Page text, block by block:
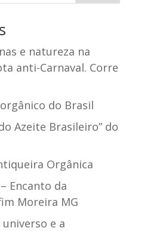
e natureza na
anti-Carnaval. Corre
do Brasil
Azeite Brasileiro” do
Orgânica
Encanto da
Moreira MG
universo e a